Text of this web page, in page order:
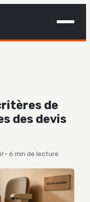
de
des devis
· 6 min de lecture